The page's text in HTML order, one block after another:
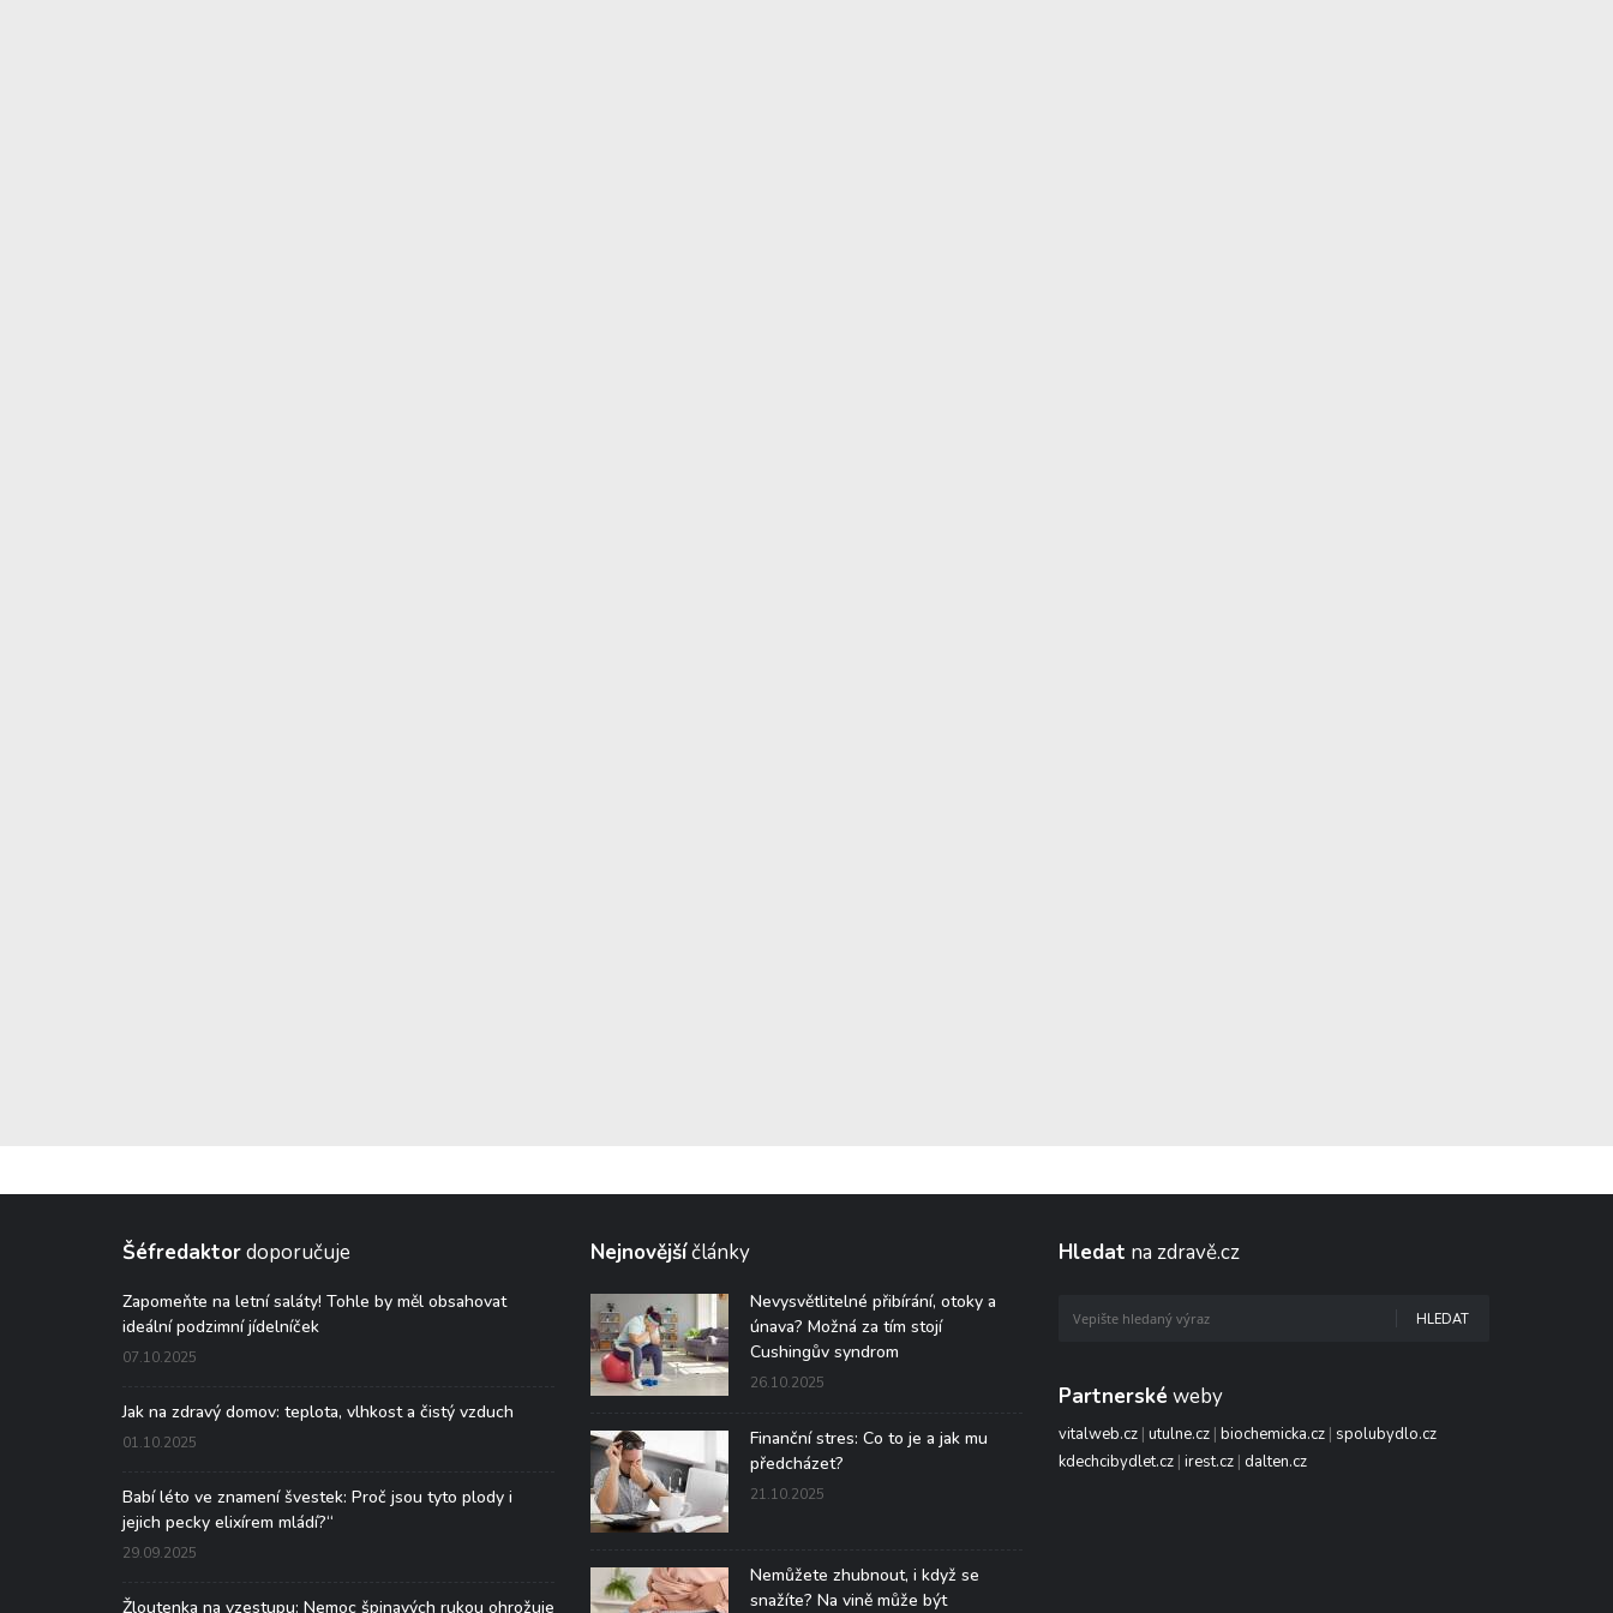
Šéfredaktordoporučuje
Zapomeňte na letní saláty! Tohle by měl obsahovat
ideální podzimní jídelníček
07.10.2025
Jak na zdravý domov: teplota, vlhkost a čistý vzduch
01.10.2025
Babí léto ve znamení švestek: Proč jsou tyto plody i
jejich pecky elixírem mládí?“
29.09.2025
Žloutenka na vzestupu: Nemoc špinavých rukou ohrožuje
Nejnovějšíčlánky
Nevysvětlitelné přibírání, otoky a
únava? Možná za tím stojí
Cushingův syndrom
26.10.2025
Finanční stres: Co to je a jak mu
předcházet?
21.10.2025
Nemůžete zhubnout, i když se
snažíte? Na vině může být
Hledat na zdravě.cz
HLEDAT
Partnerské weby
vitalweb.cz| utulne.cz| biochemicka.cz| spolubydlo.cz
kdechcibydlet.cz| irest.cz| dalten.cz